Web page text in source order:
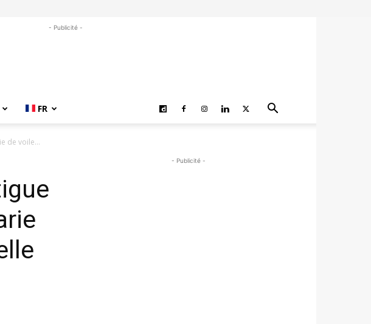
- Publicité -
FR
de voile...
- Publicité -